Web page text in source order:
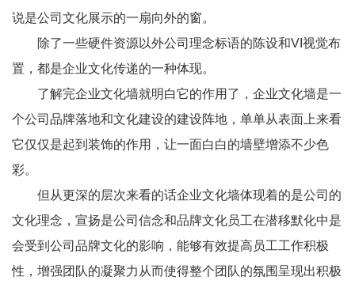
说是公司文化展示的一扇向外的窗。
除了一些硬件资源以外公司理念标语的陈设和VI视觉布
置，都是企业文化传递的一种体现。
了解完企业文化墙就明白它的作用了，企业文化墙是一
个公司品牌落地和文化建设的建设阵地，单单从表面上来看
它仅仅是起到装饰的作用，让一面白白的墙壁增添不少色
彩。
但从更深的层次来看的话企业文化墙体现着的是公司的
文化理念，宣扬是公司信念和品牌文化员工在潜移默化中是
会受到公司品牌文化的影响，能够有效提高员工工作积极
性，增强团队的凝聚力从而使得整个团队的氛围呈现出积极